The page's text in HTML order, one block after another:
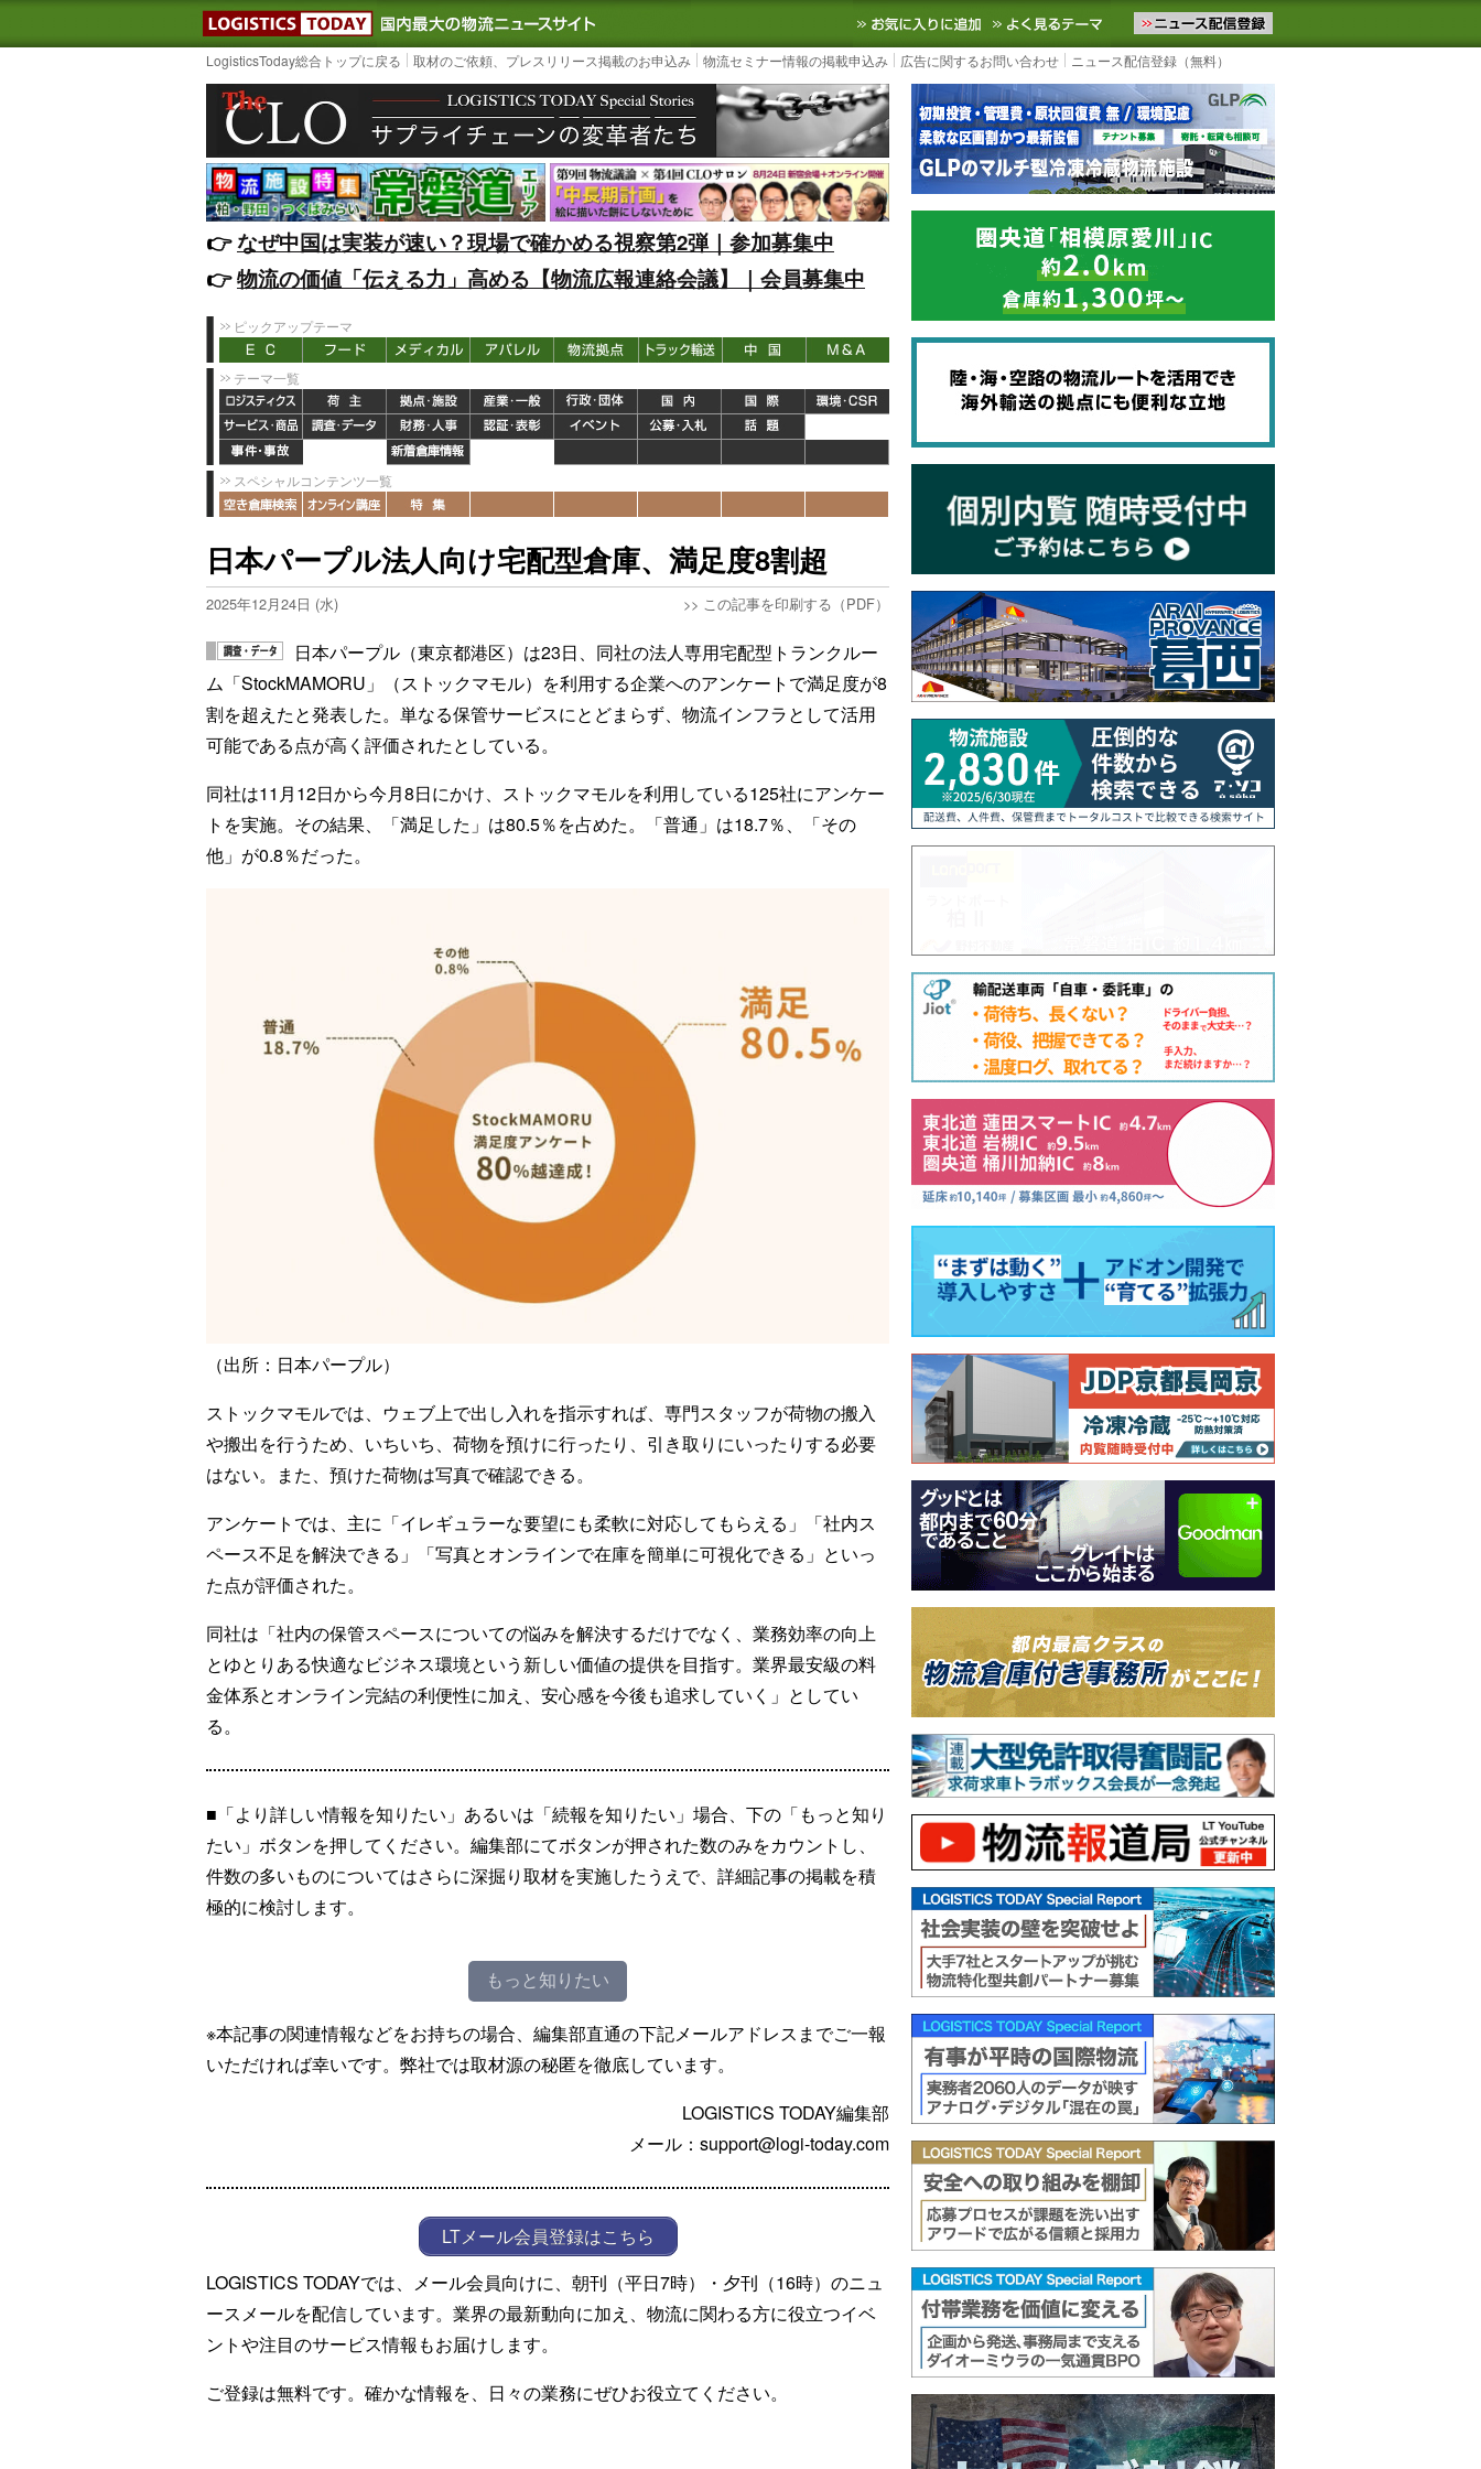
LOGISTICS TODAY｜国内最大の物流ニュースサイト3PL, SCMなど国内外の最新の物流ニュースをお届けします。物流ニュースメール配信を登録す
お気に入りに追加 よく見るテーマ
LogisticsToday総合トップに戻る 取材のご依頼、プレスリリース掲載のお申込み 物流セミナー情報の掲載申込み 広告に関するお問い合わせ ニュース配信登録（無料）
👉️なぜ中国は実装が速い？現場で確かめる視察第2弾｜参加募集中
👉️物流の価値「伝える力」高める【物流広報連絡会議】｜会員募集中
ピックアップテーマ
テーマ一覧
スペシャルコンテンツ一覧
日本パープル法人向け宅配型倉庫、満足度8割超
2025年12月24日 (水) >> この記事を印刷する（PDF）
日本パープル（東京都港区）は23日、同社の法人専用宅配型トランクルー
ム「StockMAMORU」（ストックマモル）を利用する企業へのアンケートで満足度が8
割を超えたと発表した。単なる保管サービスにとどまらず、物流インフラとして活用
可能である点が高く評価されたとしている。
同社は11月12日から今月8日にかけ、ストックマモルを利用している125社にアンケー
トを実施。その結果、「満足した」は80.5％を占めた。「普通」は18.7％、「その
他」が0.8％だった。
（出所：日本パープル）
ストックマモルでは、ウェブ上で出し入れを指示すれば、専門スタッフが荷物の搬入
や搬出を行うため、いちいち、荷物を預けに行ったり、引き取りにいったりする必要
はない。また、預けた荷物は写真で確認できる。
アンケートでは、主に「イレギュラーな要望にも柔軟に対応してもらえる」「社内ス
ペース不足を解決できる」「写真とオンラインで在庫を簡単に可視化できる」といっ
た点が評価された。
同社は「社内の保管スペースについての悩みを解決するだけでなく、業務効率の向上
とゆとりある快適なビジネス環境という新しい価値の提供を目指す。業界最安級の料
金体系とオンライン完結の利便性に加え、安心感を今後も追求していく」としてい
る。
■「より詳しい情報を知りたい」あるいは「続報を知りたい」場合、下の「もっと知り
たい」ボタンを押してください。編集部にてボタンが押された数のみをカウントし、
件数の多いものについてはさらに深掘り取材を実施したうえで、詳細記事の掲載を積
極的に検討します。
もっと知りたい
※本記事の関連情報などをお持ちの場合、編集部直通の下記メールアドレスまでご一報
いただければ幸いです。弊社では取材源の秘匿を徹底しています。
LOGISTICS TODAY編集部
メール：support@logi-today.com
LTメール会員登録はこちら
LOGISTICS TODAYでは、メール会員向けに、朝刊（平日7時）・夕刊（16時）のニュ
ースメールを配信しています。業界の最新動向に加え、物流に関わる方に役立つイベ
ントや注目のサービス情報もお届けします。
ご登録は無料です。確かな情報を、日々の業務にぜひお役立てください。